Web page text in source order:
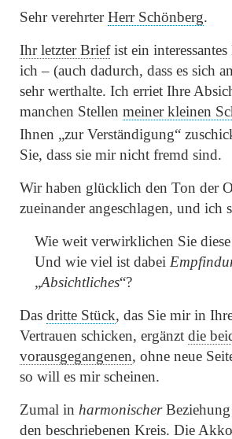
Sehr verehrterHerr Schönberg.
Ihr letzter Briefist ein
ich – (auch dadurch, dass es sich an
sehr werthalte. Ich erriet Ihre
manchen Stellen meiner kleinen
Ihnen „zur Verständigung“
Sie, dass sie mir nicht fremd sind.
Wir haben glücklich den Ton der
zueinander angeschlagen, und ich
Wie weit verwirklichen Sie
Und wie viel ist dabei E
„Absichtliches“?
Das dritte Stück, das Sie mir in
Vertrauen schicken, ergänzt die
vorausgegangenen, ohne neue
so will es mir scheinen.
Zumal in harmonischerBeziehung
den beschriebenen Kreis. Die